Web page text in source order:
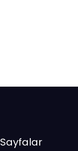
Sayfalar